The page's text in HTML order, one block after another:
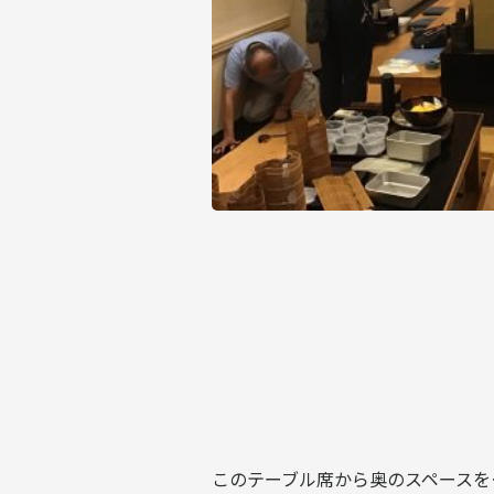
このテーブル席から奥のスペー